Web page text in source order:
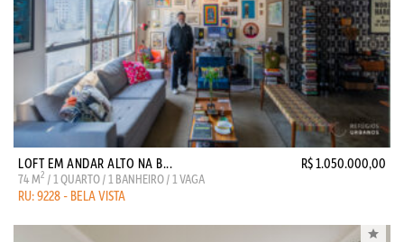
LOFT EM ANDAR ALTO NA B... R$ 1.050.000,00
74 M2 / 1 QUARTO / 1 BANHEIRO / 1 VAGA
RU: 9228 - BELA VISTA